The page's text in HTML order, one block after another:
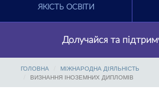
ЯКІСТЬ ОСВІТИ
Долучайся та
ГОЛОВНА
МІЖНАРОДНА ДІЯЛЬНІСТЬ
ВИЗНАННЯ ІНОЗЕМНИХ ДИПЛОМІВ